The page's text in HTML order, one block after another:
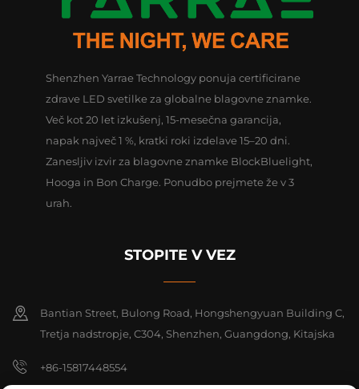
Shenzhen Yarrae Technology ponuja certificirane
zdrave LED svetilke za globalne blagovne znamke.
Več kot 20 let izkušenj, 15-mesečna garancija,
napak največ 1 %, kratki roki izdelave 15–20 dni.
Zanesljiv izvir za blagovne znamke BlockBluelight,
Hooga in Bon Charge. Ponudbo prejmete že v 3
urah.
STOPITE V VEZ
Bantian Street, Bulong Road, Hongshengyuan Building C,
Tretja nadstropje, C304, Shenzhen, Guangdong, Kitajska
+86-15817448554